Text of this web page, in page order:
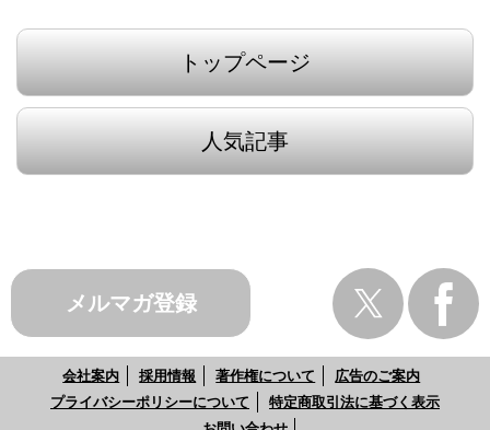
トップページ
人気記事
メルマガ登録
会社案内 採用情報 著作権について
広告のご案内
プライバシーポリシーについて
特定商取引法に基づく表示